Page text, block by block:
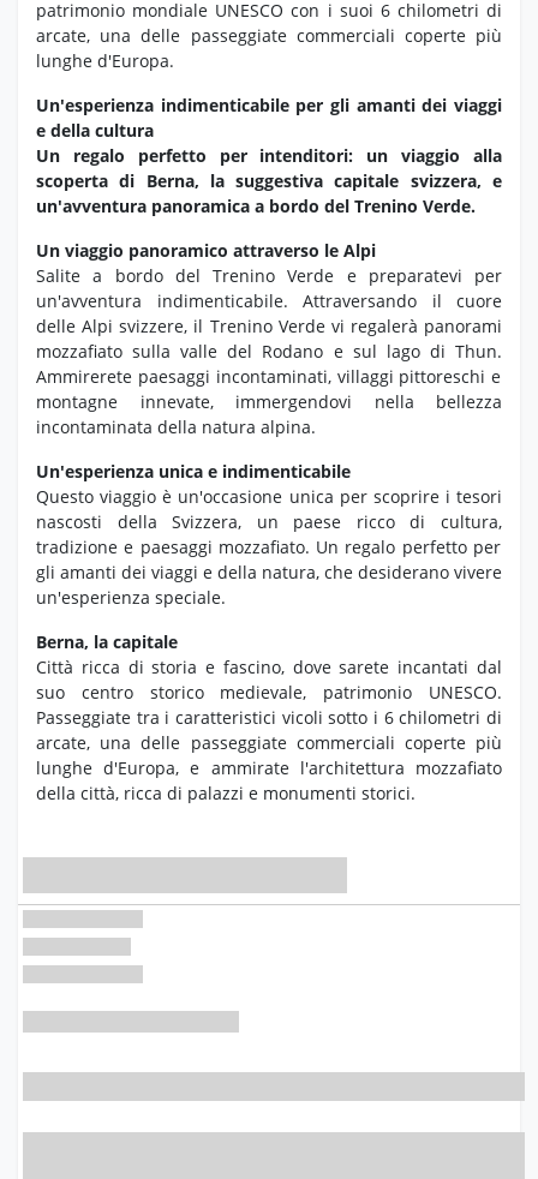
patrimonio mondiale UNESCO con i suoi 6 chilometri di
arcate, una delle passeggiate commerciali coperte più
lunghe d'Europa.
Un'esperienza indimenticabile per gli amanti dei viaggi
e della cultura
Un regalo perfetto per intenditori: un viaggio alla
scoperta di Berna, la suggestiva capitale svizzera, e
un'avventura panoramica a bordo del Trenino Verde.
Un viaggio panoramico attraverso le Alpi
Salite a bordo del Trenino Verde e preparatevi per
un'avventura indimenticabile. Attraversando il cuore
delle Alpi svizzere, il Trenino Verde vi regalerà panorami
mozzafiato sulla valle del Rodano e sul lago di Thun.
Ammirerete paesaggi incontaminati,villaggi pittoreschi e
montagne innevate,immergendovi nella bellezza
incontaminata della natura alpina.
Un'esperienza unica e indimenticabile
Questo viaggio è un'occasione unica per scoprire i tesori
nascosti della Svizzera, un paese ricco di cultura,
tradizione e paesaggi mozzafiato. Un regalo perfetto per
gli amanti dei viaggi e della natura, che desiderano vivere
un'esperienza speciale.
Berna, la capitale
Città ricca di storia e fascino, dove sarete incantati dal
suo centro storico medievale, patrimonio UNESCO.
Passeggiate tra i caratteristici vicoli sotto i 6 chilometri di
arcate, una delle passeggiate commerciali coperte più
lunghe d'Europa, e ammirate l'architettura mozzafiato
della città, ricca di palazzi e monumenti storici.